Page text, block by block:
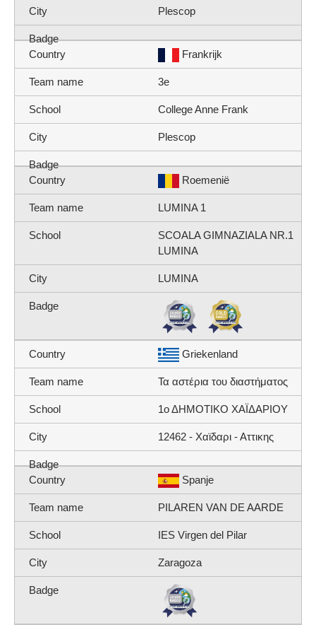
Plescop
Frankrijk
3e
College Anne Frank
Plescop
Roemenië
LUMINA 1
SCOALA GIMNAZIALA NR.1
LUMINA
LUMINA
Griekenland
Τα αστέρια του διαστήματος
1ο ΔΗΜΟΤΙΚΟ ΧΑΪΔΑΡΙΟΥ
12462 - Χαϊδαρι - Αττικης
Spanje
PILAREN VAN DE AARDE
IES Virgen del Pilar
Zaragoza